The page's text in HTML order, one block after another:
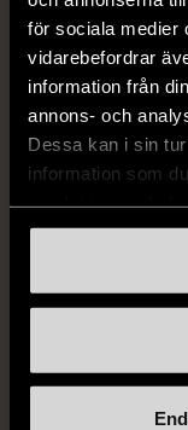
för sociala medier
vidarebefordrar
information från
annons- och
Dessa kan i sin
information som
EDBLAD
Edblad - Glow -